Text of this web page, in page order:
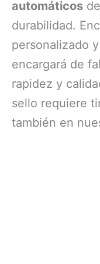
automáticos
durabilidad.
personalizado
encargará de
rapidez y
sello requiere
también en